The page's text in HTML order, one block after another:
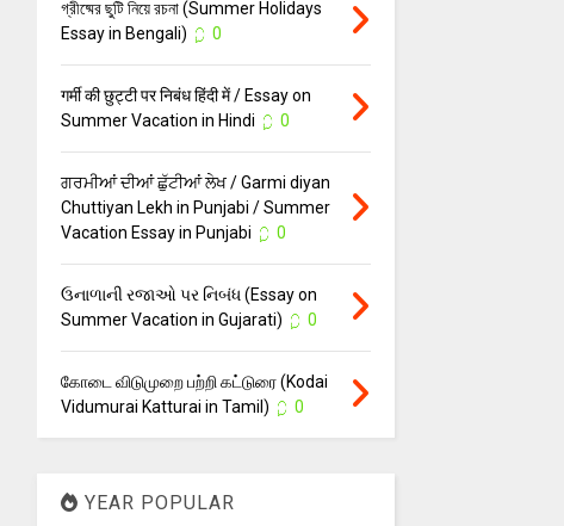
গ্রীষ্মের ছুটি নিয়ে রচনা (Summer Holidays
Essay in Bengali)
0
गर्मी की छुट्टी पर निबंध हिंदी में / Essay on
Summer Vacation in Hindi
0
ਗਰਮੀਆਂ ਦੀਆਂ ਛੁੱਟੀਆਂ ਲੇਖ / Garmi diyan
Chuttiyan Lekh in Punjabi / Summer
Vacation Essay in Punjabi
0
ઉનાળાની રજાઓ પર નિબંધ (Essay on
Summer Vacation in Gujarati)
0
கோடை விடுமுறை பற்றி கட்டுரை (Kodai
Vidumurai Katturai in Tamil)
0
YEAR POPULAR